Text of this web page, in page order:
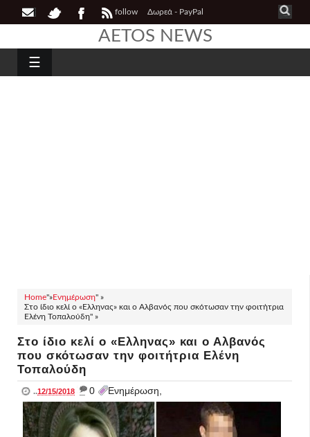
follow Δωρεά - PayPal
AETOS NEWS
☰
Home"»Ενημέρωση" »
Στο ίδιο κελί ο «Ελληνας» και ο Αλβανός που σκότωσαν την φοιτήτρια
Ελένη Τοπαλούδη" »
Στο ίδιο κελί ο «Ελληνας» και ο Αλβανός
που σκότωσαν την φοιτήτρια Ελένη
Τοπαλούδη
..12/15/2018 _ 0 Ενημέρωση,